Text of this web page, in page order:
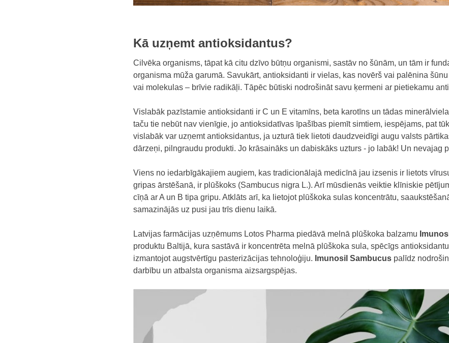
Kā uzņemt antioksidantus?
Cilvēka organisms, tāpat kā citu dzīvo būtņu organismi, sastāv no šūnām, un tām ir
organisma mūža garumā. Savukārt, antioksidanti ir vielas, kas novērš vai palēnina
vai molekulas – brīvie radikāļi. Tāpēc būtiski nodrošināt savu ķermeni ar pietiekamu
Vislabāk pazīstamie antioksidanti ir C un E vitamīns, beta karotīns un tādas
taču tie nebūt nav vienīgie, jo antioksidatīvas īpašības piemīt simtiem, iespējams, pat
vislabāk var uzņemt antioksidantus, ja uzturā tiek lietoti daudzveidīgi augu valsts
dārzeņi, pilngraudu produkti. Jo krāsaināks un dabiskāks uzturs - jo labāk! Un nevajag
Viens no iedarbīgākajiem augiem, kas tradicionālajā medicīnā jau izsenis ir lietots
gripas ārstēšanā, ir plūškoks (Sambucus nigra L.). Arī mūsdienās veiktie klīniskie
cīņā ar A un B tipa gripu. Atklāts arī, ka lietojot plūškoka sulas koncentrātu,
samazinājās uz pusi jau trīs dienu laikā.
Latvijas farmācijas uzņēmums Lotos Pharma piedāvā melnā plūškoka balzamu
produktu Baltijā, kura sastāvā ir koncentrēta melnā plūškoka sula, spēcīgs
izmantojot augstvērtīgu pasterizācijas tehnoloģiju. Imunosil Sambucus palīdz
darbību un atbalsta organisma aizsargspējas.